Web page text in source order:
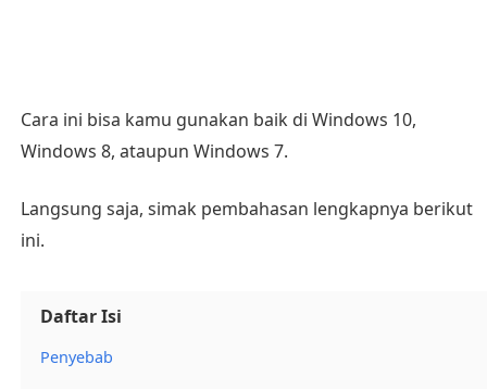
Cara ini bisa kamu gunakan baik di Windows 10,
Windows 8, ataupun Windows 7.
Langsung saja, simak pembahasan lengkapnya berikut
ini.
Daftar Isi
Penyebab